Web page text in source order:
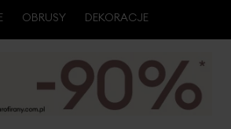
OBRUSY DEKORACJE